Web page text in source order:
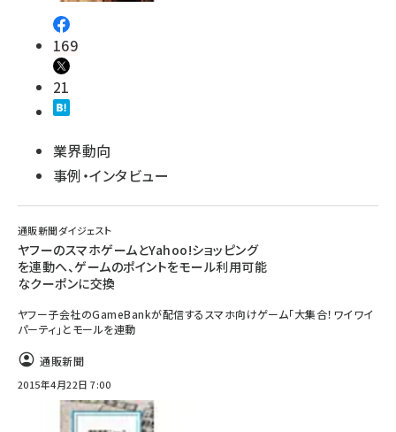
169
21
業界動向
事例・インタビュー
通販新聞ダイジェスト
ヤフーのスマホゲームとYahoo!ショッピング
を連動へ、ゲームのポイントをモール利用可能
なクーポンに交換
ヤフー子会社のGameBankが配信するスマホ向けゲーム「大集合！ワイワイ
パーティ」とモールを連動
通販新聞
2015年4月22日 7:00